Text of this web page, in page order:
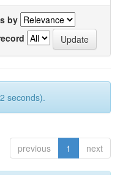
by
seconds).
previous 1 next